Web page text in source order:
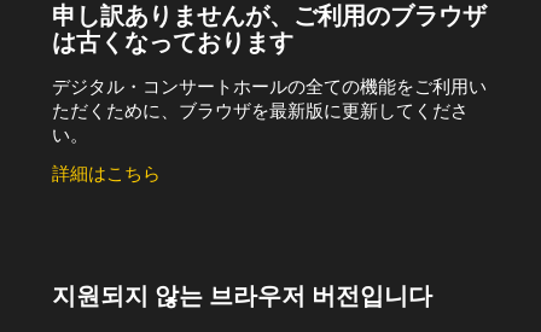
申し訳ありませんが、ご利用のブラウザ
は古くなっております
デジタル・コンサートホールの全ての機能をご利用い
ただくために、ブラウザを最新版に更新してくださ
い。
詳細はこちら
지원되지 않는 브라우저 버전입니다